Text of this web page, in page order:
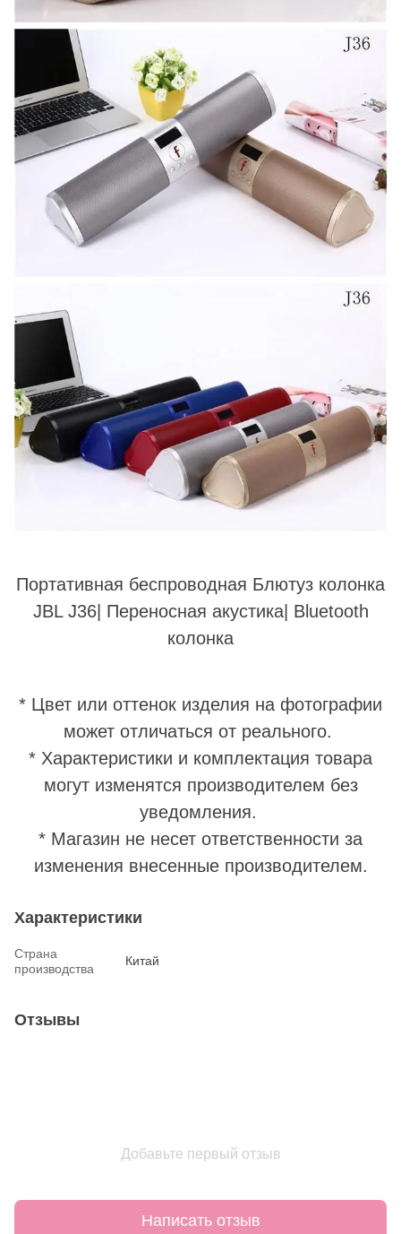
Портативная беспроводная Блютуз колонка
JBL J36| Переносная акустика| Bluetooth
колонка
* Цвет или оттенок изделия на фотографии
может отличаться от реального.
* Характеристики и комплектация товара
могут изменятся производителем без
уведомления.
* Магазин не несет ответственности за
изменения внесенные производителем.
Характеристики
Страна
производства
Китай
Отзывы
Добавьте первый отзыв
Написать отзыв